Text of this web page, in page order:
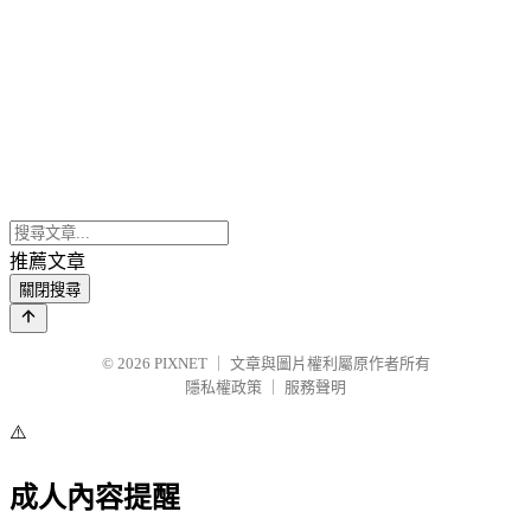
推薦文章
關閉搜尋
© 2026 PIXNET
文章與圖片權利屬原作者所有
隱私權政策
服務聲明
⚠️
成人內容提醒